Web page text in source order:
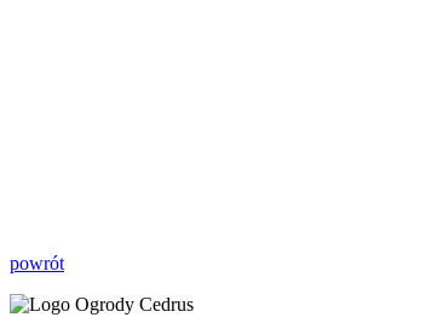
powrót